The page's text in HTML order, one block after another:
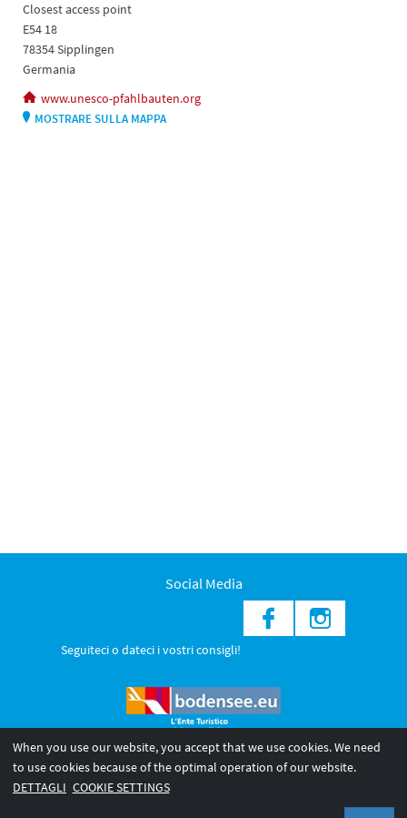
Closest access point
E54 18
78354 Sipplingen
Germania
www.unesco-pfahlbauten.org
MOSTRARE SULLA MAPPA
Social Media
Seguiteci o dateci i vostri consigli!
© 2026 Internationale Bodensee Tourismus GmbH
When you use our website, you accept that we use cookies. We need
to use cookies because of the optimal operation of our website.
DETTAGLI COOKIE SETTINGS